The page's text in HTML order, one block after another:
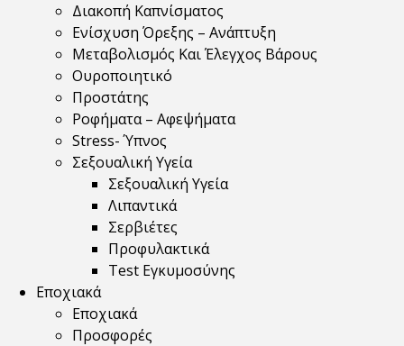
Διακοπή Καπνίσματος
Ενίσχυση Όρεξης – Ανάπτυξη
Μεταβολισμός Και Έλεγχος Βάρους
Ουροποιητικό
Προστάτης
Ροφήματα – Αφεψήματα
Stress- Ύπνος
Σεξουαλική Υγεία
Σεξουαλική Υγεία
Λιπαντικά
Σερβιέτες
Προφυλακτικά
Test Εγκυμοσύνης
Εποχιακά
Εποχιακά
Προσφορές